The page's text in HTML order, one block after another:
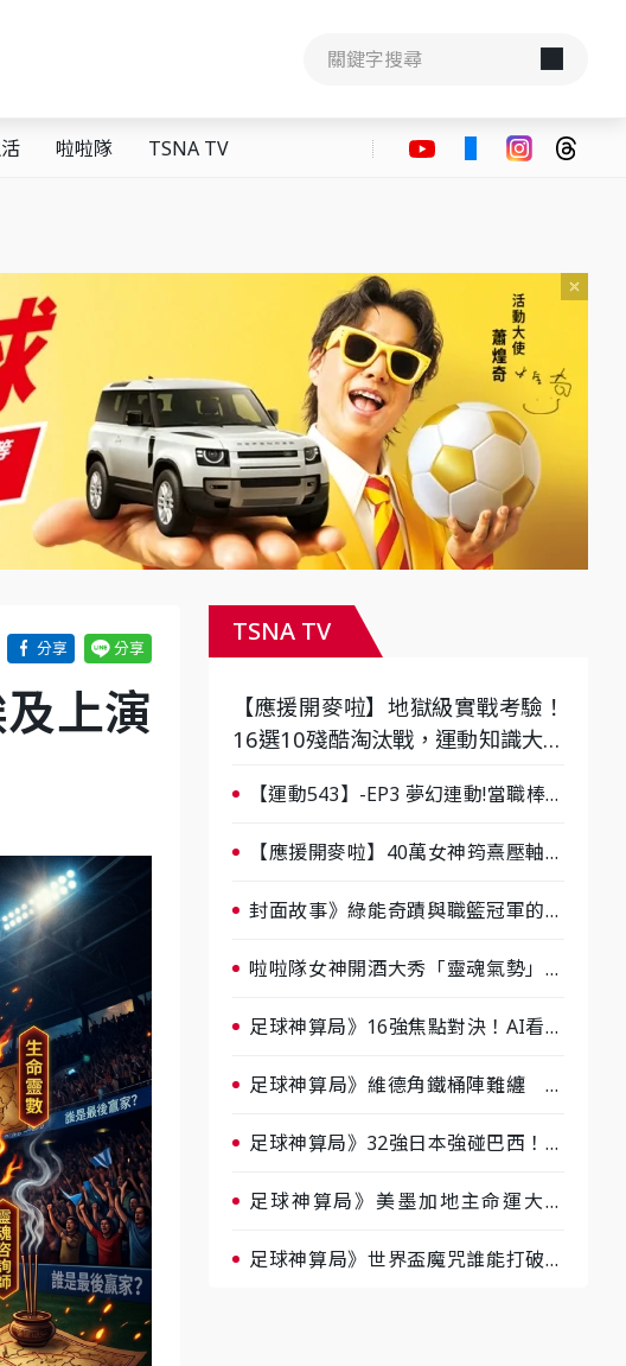
啦啦隊 TSNA TV
上演
TSNA TV
【應援開麥啦】地獄級實戰考驗！
16選10殘酷淘汰戰，運動知識大會
【運動543】-EP3 夢幻連動!當職棒傳
【應援開麥啦】40萬女神筠熹壓軸！
比一個會-ep2
封面故事》綠能奇蹟與職籃冠軍的背
事》大談「心酸創業學」
啦啦隊女神開酒大秀「靈魂氣勢」！
大過招
足球神算局》16強焦點對決！AI看好
足球神算局》維德角鐵桶陣難纏 阿
足球神算局》32強日本強碰巴西！AI
爆冷
足球神算局》美墨加地主命運大解
足球神算局》世界盃魔咒誰能打破？